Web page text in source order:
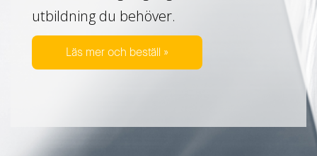
utbildning du behöver.
Läs mer och beställ »